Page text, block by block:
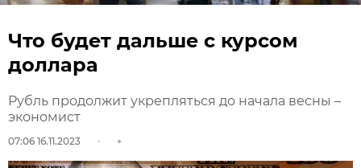
Что будет дальше с курсом
доллара
Рубль продолжит укрепляться до начала весны –
экономист
07:06 16.11.2023